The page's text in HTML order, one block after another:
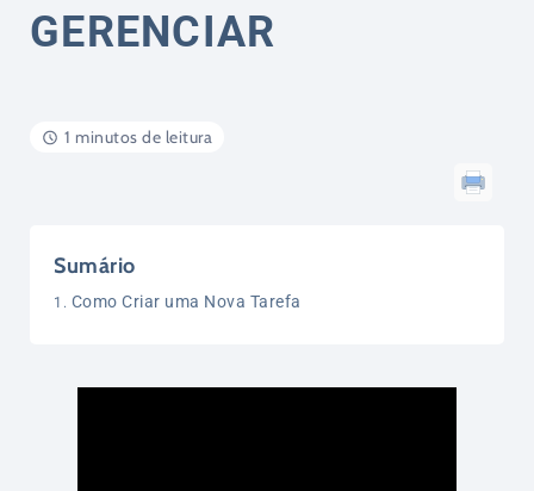
GERENCIAR
1 minutos de leitura
Sumário
Como Criar uma Nova Tarefa